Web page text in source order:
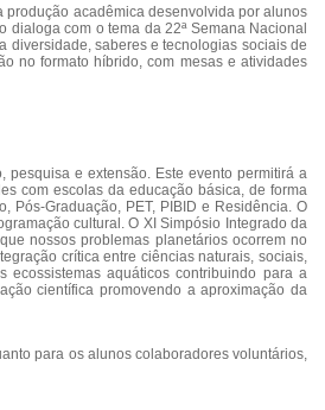
produção acadêmica desenvolvida por alunos
dialoga com o tema da 22ª Semana Nacional
diversidade, saberes e tecnologias sociais de
no formato híbrido, com mesas e atividades
e extensão. Este evento permitirá a
com escolas da educação básica, de forma
Pós-Graduação, PET, PIBID e Residência. O
cultural. O XI Simpósio Integrado da
nossos problemas planetários ocorrem no
crítica entre ciências naturais, sociais,
ecossistemas aquáticos contribuindo para a
científica promovendo a aproximação da
para os alunos colaboradores voluntários,